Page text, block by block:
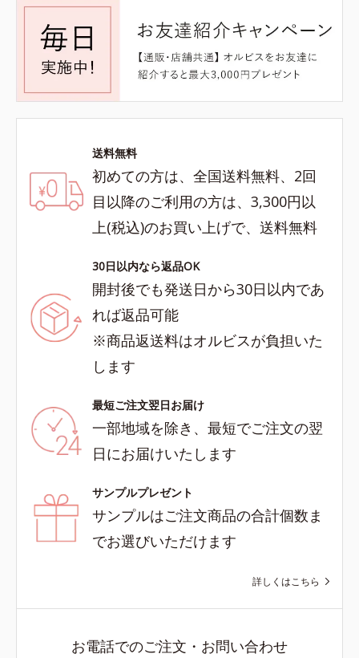
送料無料
初めての方は、全国送料無料、2回
目以降のご利用の方は、3,300円以
上(税込)のお買い上げで、送料無料
30日以内なら返品OK
開封後でも発送日から30日以内であ
れば返品可能
※商品返送料はオルビスが負担いた
します
最短ご注文翌日お届け
一部地域を除き、最短でご注文の翌
日にお届けいたします
サンプルプレゼント
サンプルはご注文商品の合計個数ま
でお選びいただけます
詳しくはこちら
お電話でのご注文・お問い合わせ